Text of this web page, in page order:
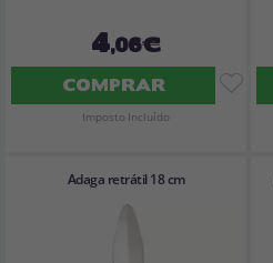
4,06€
COMPRAR
Imposto Incluído
Adaga retrátil 18 cm